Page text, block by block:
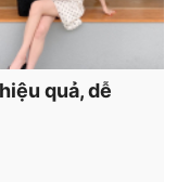
quả, dễ